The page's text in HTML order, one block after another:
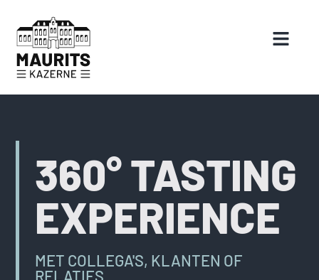
360° TASTING
EXPERIENCE
MET COLLEGA'S, KLANTEN OF
RELATIES